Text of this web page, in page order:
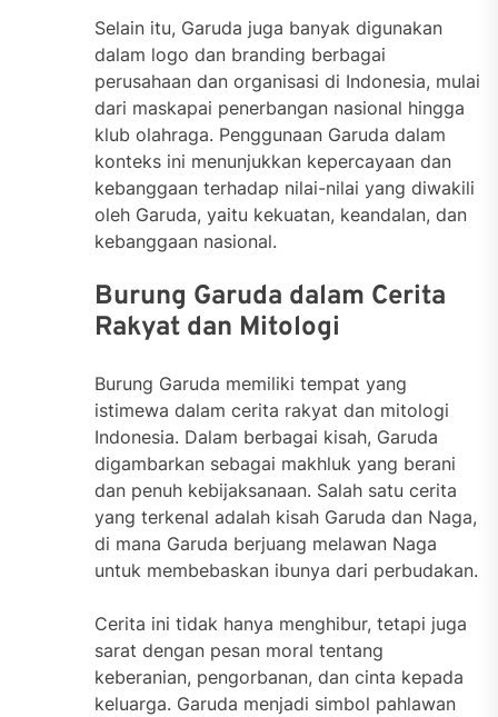
Selain itu, Garuda juga banyak digunakan
dalam logo dan branding berbagai
perusahaan dan organisasi di Indonesia, mulai
dari maskapai penerbangan nasional hingga
klub olahraga. Penggunaan Garuda dalam
konteks ini menunjukkan kepercayaan dan
kebanggaan terhadap nilai-nilai yang diwakili
oleh Garuda, yaitu kekuatan, keandalan, dan
kebanggaan nasional.
Burung Garuda dalam Cerita
Rakyat dan Mitologi
Burung Garuda memiliki tempat yang
istimewa dalam cerita rakyat dan mitologi
Indonesia. Dalam berbagai kisah, Garuda
digambarkan sebagai makhluk yang berani
dan penuh kebijaksanaan. Salah satu cerita
yang terkenal adalah kisah Garuda dan Naga,
di mana Garuda berjuang melawan Naga
untuk membebaskan ibunya dari perbudakan.
Cerita ini tidak hanya menghibur, tetapi juga
sarat dengan pesan moral tentang
keberanian, pengorbanan, dan cinta kepada
keluarga. Garuda menjadi simbol pahlawan